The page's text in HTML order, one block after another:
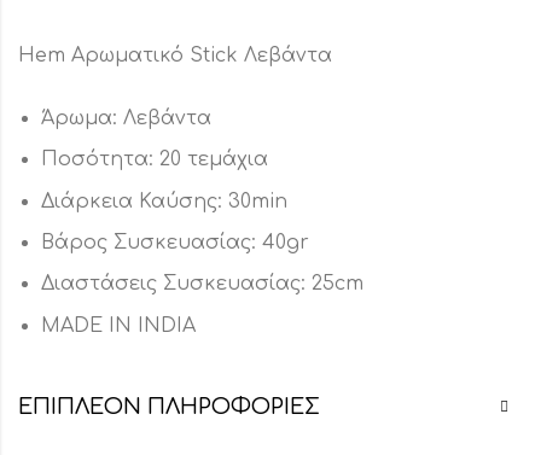
Hem Αρωματικό Stick Λεβάντα
Άρωμα: Λεβάντα
Ποσότητα: 20 τεμάχια
Διάρκεια Καύσης: 30min
Βάρος Συσκευασίας: 40gr
Διαστάσεις Συσκευασίας: 25cm
MADE IN INDIA
ΕΠΙΠΛΈΟΝ ΠΛΗΡΟΦΟΡΊΕΣ